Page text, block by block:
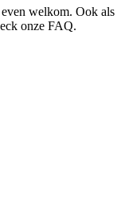
welkom. Ook als
onze FAQ.